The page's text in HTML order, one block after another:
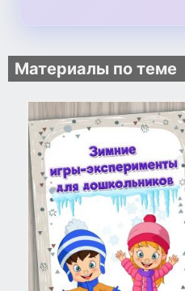
Материалы по теме